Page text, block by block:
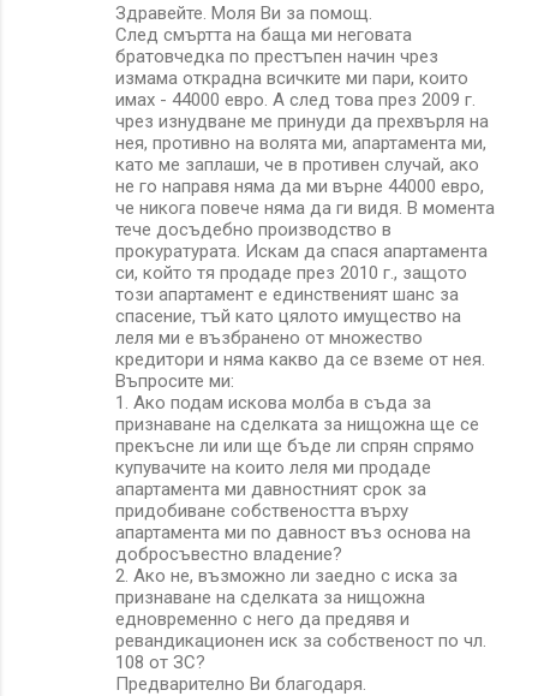
Здравейте. Моля Ви за помощ.
След смъртта на баща ми неговата
братовчедка по престъпен начин чрез
измама открадна всичките ми пари, които
имах - 44000 евро. А след това през 2009 г.
чрез изнудване ме принуди да прехвърля на
нея, противно на волята ми, апартамента ми,
като ме заплаши, че в противен случай, ако
не го направя няма да ми върне 44000 евро,
че никога повече няма да ги видя. В момента
тече досъдебно производство в
прокуратурата. Искам да спася апартамента
си, който тя продаде през 2010 г., защото
този апартамент е единственият шанс за
спасение, тъй като цялото имущество на
леля ми е възбранено от множество
кредитори и няма какво да се вземе от нея.
Въпросите ми:
1. Ако подам искова молба в съда за
признаване на сделката за нищожна ще се
прекъсне ли или ще бъде ли спрян спрямо
купувачите на които леля ми продаде
апартамента ми давностният срок за
придобиване собствеността върху
апартамента ми по давност въз основа на
добросъвестно владение?
2. Ако не, възможно ли заедно с иска за
признаване на сделката за нищожна
едновременно с него да предявя и
ревандикационен иск за собственост по чл.
108 от ЗС?
Предварително Ви благодаря.